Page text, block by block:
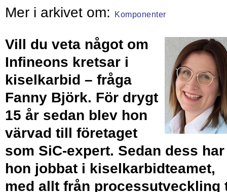
Komponenter
Vill du veta något om
Infineons kretsar i
kiselkarbid – fråga
Fanny Björk. För drygt
15 år sedan blev hon
värvad till företaget
som SiC-expert. Sedan dess har
hon jobbat i kiselkarbidteamet,
med allt från process­utveckling